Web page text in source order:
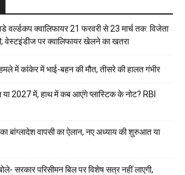
क्वालिफायर 21 फरवरी से 23 मार्च तक: विजेता
वेस्टइंडीज पर क्वालिफायर खेलने का खतरा
में कांकेर में भाई-बहन की मौत, तीसरे की हालत गंभीर
2027 में, हाथ में कब आएंगे प्लास्टिक के नोट? RBI
बांग्लादेश वापसी का ऐलान, नए अध्याय की शुरुआत या
सरकार परिसीमन बिल पर विशेष सत्र नहीं लाएगी,